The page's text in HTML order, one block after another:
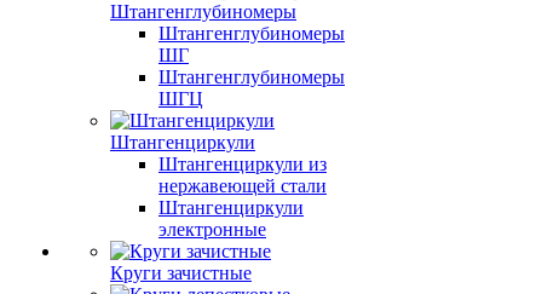
Штангенглубиномеры
Штангенглубиномеры
ШГ
Штангенглубиномеры
ШГЦ
Штангенциркули
Штангенциркули из
нержавеющей стали
Штангенциркули
электронные
Круги зачистные